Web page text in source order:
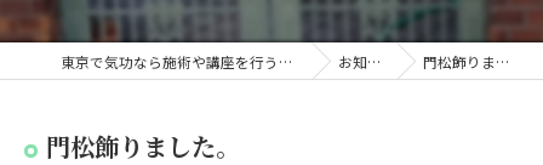
東京で気功なら施術や講座を行う気功サロン お知らせ 門松飾りました。
門松飾りました。